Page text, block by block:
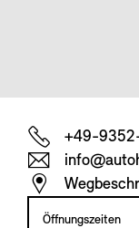
+49-
Öffnungszeiten